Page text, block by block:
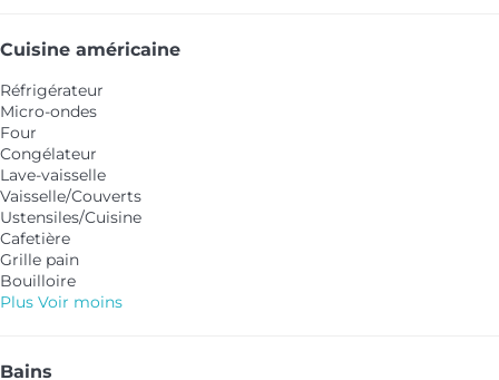
Cuisine américaine
Réfrigérateur
Micro-ondes
Four
Congélateur
Lave-vaisselle
Vaisselle/Couverts
Ustensiles/Cuisine
Cafetière
Grille pain
Bouilloire
Plus Voir moins
Bains